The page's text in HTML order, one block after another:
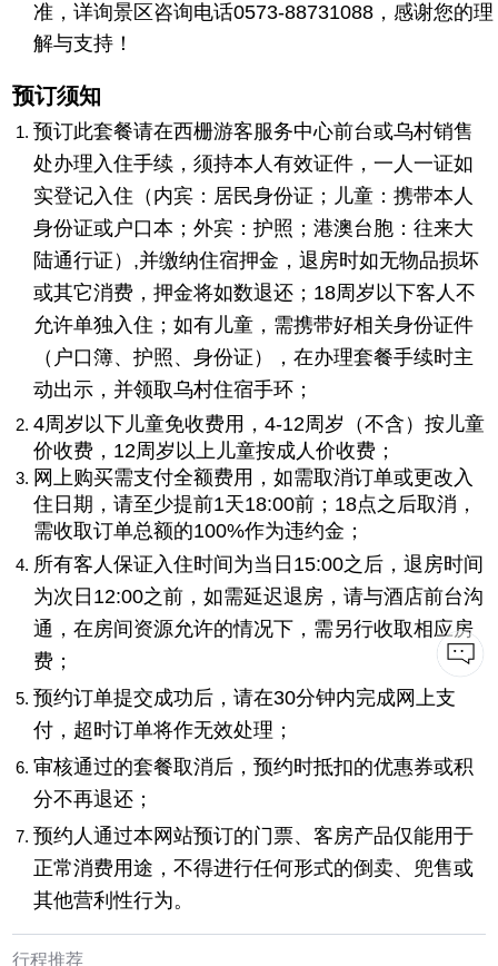
准，详询景区咨询电话0573-88731088，感谢您的理
解与支持！
预订须知
预订此套餐请在西栅游客服务中心前台或乌村销售
处办理入住手续，须持本人有效证件，一人一证如
实登记入住（内宾：居民身份证；儿童：携带本人
身份证或户口本；外宾：护照；港澳台胞：往来大
陆通行证）,并缴纳住宿押金，退房时如无物品损坏
或其它消费，押金将如数退还；18周岁以下客人不
允许单独入住；如有儿童，需携带好相关身份证件
（户口簿、护照、身份证），在办理套餐手续时主
动出示，并领取乌村住宿手环；
4周岁以下儿童免收费用，4-12周岁（不含）按儿童
价收费，12周岁以上儿童按成人价收费；
网上购买需支付全额费用，如需取消订单或更改入
住日期，请至少提前1天18:00前；18点之后取消，
需收取订单总额的100%作为违约金；
所有客人保证入住时间为当日15:00之后，退房时间
为次日12:00之前，如需延迟退房，请与酒店前台沟
通，在房间资源允许的情况下，需另行收取相应房
费；
预约订单提交成功后，请在30分钟内完成网上支
付，超时订单将作无效处理；
审核通过的套餐取消后，预约时抵扣的优惠券或积
分不再退还；
预约人通过本网站预订的门票、客房产品仅能用于
正常消费用途，不得进行任何形式的倒卖、兜售或
其他营利性行为。
行程推荐